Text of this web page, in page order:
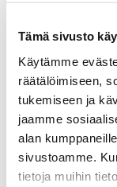
Tämä sivusto
Käytämme
räätälöimiseen,
tukemiseen ja
jaamme
alan
sivustoamme.
tietoja muihin
Toukokuu (2)
Huhtikuu (3)
Maaliskuu (1)
Helmikuu (1)
Tammikuu (1)
2018